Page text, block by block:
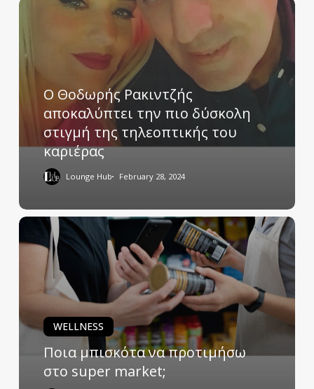
Ο Θοδωρής Ρακιντζής
αποκαλύπτει την πιο δύσκολη
στιγμή της τηλεοπτικής του
καριέρας
Lounge Hub February 28, 2024
WELLNESS
Ποια μπισκότα να προτιμήσω
στο super market;